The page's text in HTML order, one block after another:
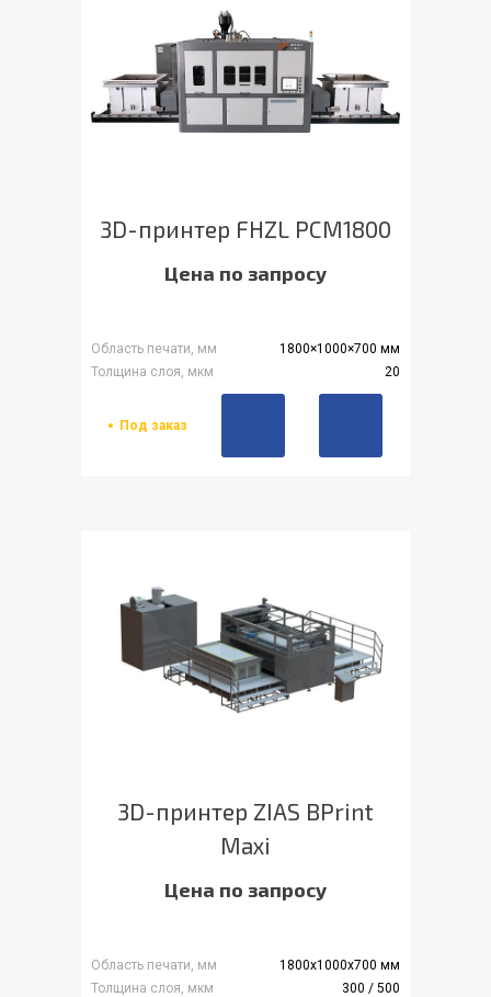
3D-принтер FHZL PCM1800
Цена по запросу
Область печати, мм
1800×1000×700 мм
Толщина слоя, мкм
20
Под заказ
3D-принтер ZIAS BPrint
Maxi
Цена по запросу
Область печати, мм
1800х1000х700 мм
Толщина слоя, мкм
300 / 500